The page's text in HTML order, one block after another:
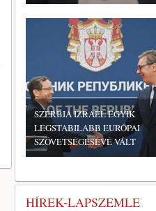
SZERBIA IZRAEL EGYIK
LEGSTABILABB EURÓPAI
SZÖVETSÉGESÉVÉ VÁLT
HÍREK-LAPSZEMLE